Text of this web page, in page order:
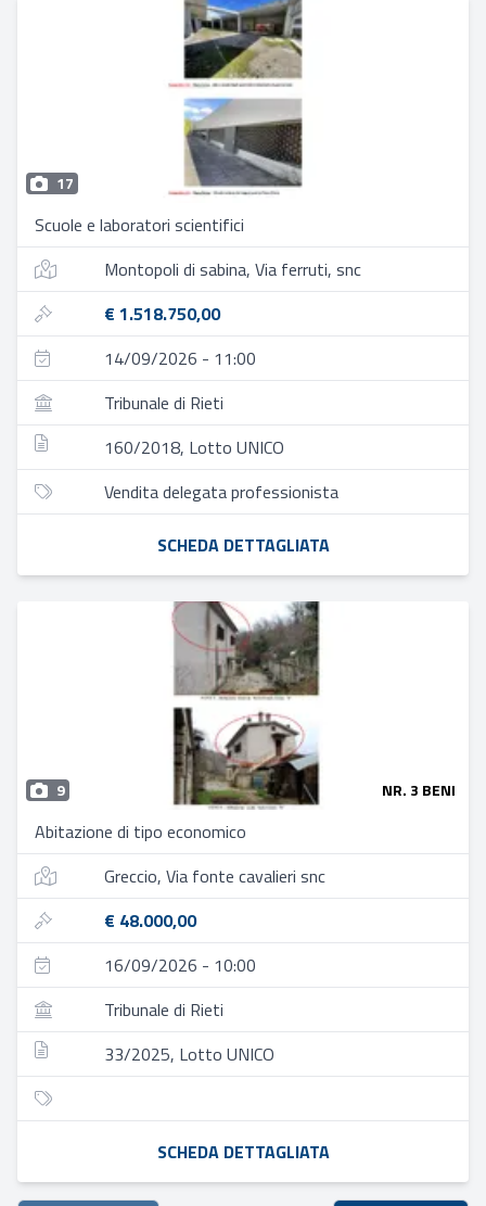
17
Scuole e laboratori scientifici
Montopoli di sabina, Via ferruti, snc
€ 1.518.750,00
14/09/2026 - 11:00
Tribunale di Rieti
160/2018, Lotto UNICO
Vendita delegata professionista
SCHEDA DETTAGLIATA
9 NR. 3 BENI
Abitazione di tipo economico
Greccio, Via fonte cavalieri snc
€ 48.000,00
16/09/2026 - 10:00
Tribunale di Rieti
33/2025, Lotto UNICO
SCHEDA DETTAGLIATA